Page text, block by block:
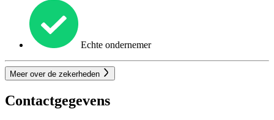
Echte ondernemer
Meer over de zekerheden
Contactgegevens